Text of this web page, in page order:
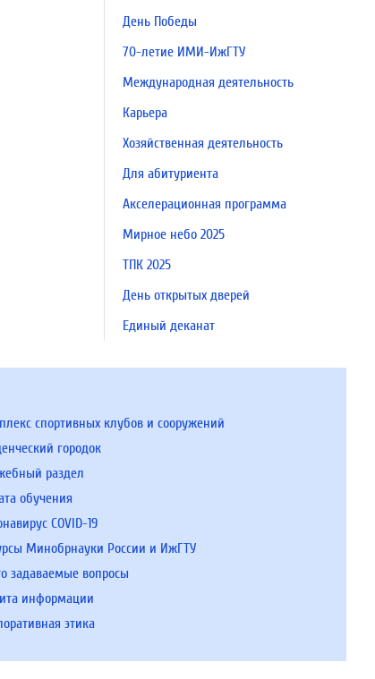
День Победы
70-летие ИМИ-ИжГТУ
Международная деятельность
Карьера
Хозяйственная деятельность
Для абитуриента
Акселерационная программа
Мирное небо 2025
ТПК 2025
День открытых дверей
Единый деканат
спортивных клубов и сооружений
городок
раздел
обучения
COVID-19
Минобрнауки России и ИжГТУ
задаваемые вопросы
информации
этика